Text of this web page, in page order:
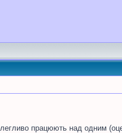
працюють над одним